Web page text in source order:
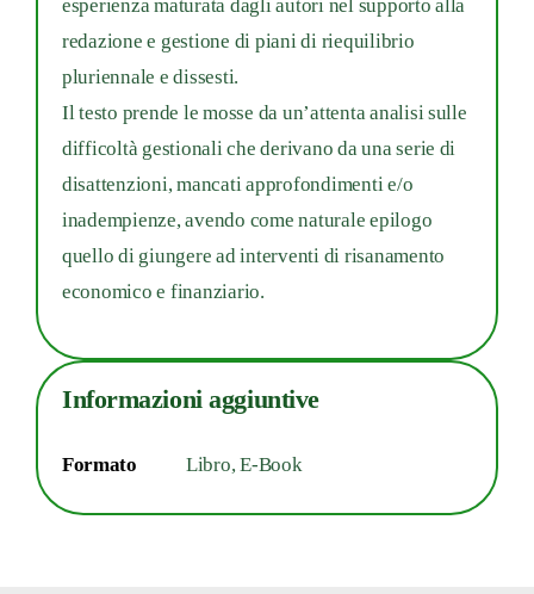
esperienza maturata dagli autori nel supporto alla
redazione e gestione di piani di riequilibrio
pluriennale e dissesti.
Il testo prende le mosse da un’attenta analisi sulle
difficoltà gestionali che derivano da una serie di
disattenzioni, mancati approfondimenti e/o
inadempienze, avendo come naturale epilogo
quello di giungere ad interventi di risanamento
economico e finanziario.
Informazioni aggiuntive
Formato Libro, E-Book